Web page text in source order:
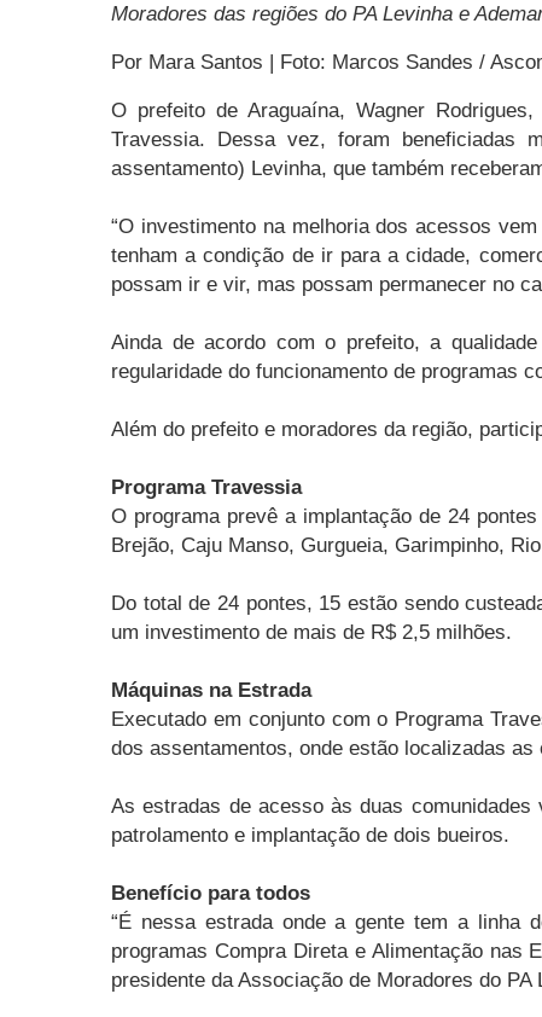
Moradores das regiões do PA Levinha e
Por Mara Santos | Foto: Marcos Sandes /
O prefeito de Araguaína, Wagner
Travessia. Dessa vez, foram beneficiadas
assentamento) Levinha, que também
“O investimento na melhoria dos acessos
tenham a condição de ir para a cidade,
possam ir e vir, mas possam permanecer no
Ainda de acordo com o prefeito, a
regularidade do funcionamento de programas
Além do prefeito e moradores da região,
Programa Travessia
O programa prevê a implantação de 24
Brejão, Caju Manso, Gurgueia, Garimpinho,
Do total de 24 pontes, 15 estão sendo
um investimento de mais de R$ 2,5 milhões.
Máquinas na Estrada
Executado em conjunto com o Programa
dos assentamentos, onde estão localizadas
As estradas de acesso às duas
patrolamento e implantação de dois bueiros.
Benefício para todos
“É nessa estrada onde a gente tem a linha
programas Compra Direta e Alimentação nas
presidente da Associação de Moradores do PA